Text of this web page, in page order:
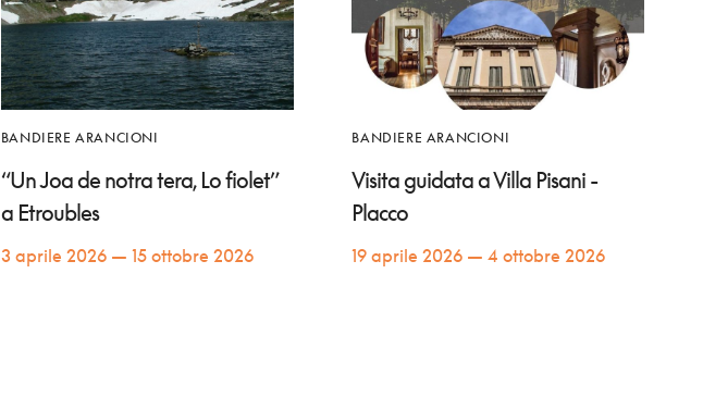
BANDIERE ARANCIONI
“Un Joa de notra tera, Lo fiolet”
a Etroubles
3 aprile 2026 — 15 ottobre 2026
BANDIERE ARANCIONI
Visita guidata a Villa Pisani -
Placco
19 aprile 2026 — 4 ottobre 2026